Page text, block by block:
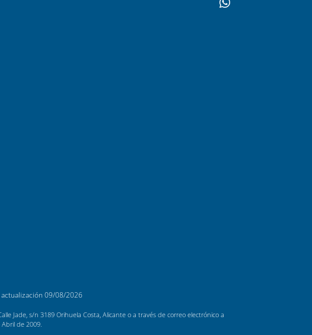
09/08/2026
Jade, s/n 3189 Orihuela Costa, Alicante o a través de correo electrónico a
de 2009.